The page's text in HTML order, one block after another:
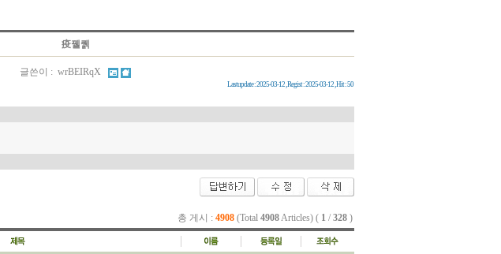
疫꿸퀡
글쓴이 : wrBEIRqX
Lastupdate : 2025-03-12 , Regist : 2025-03-12 , Hit : 50
총 게시 : 4908(Total 4908Articles) ( 1 / 328 )